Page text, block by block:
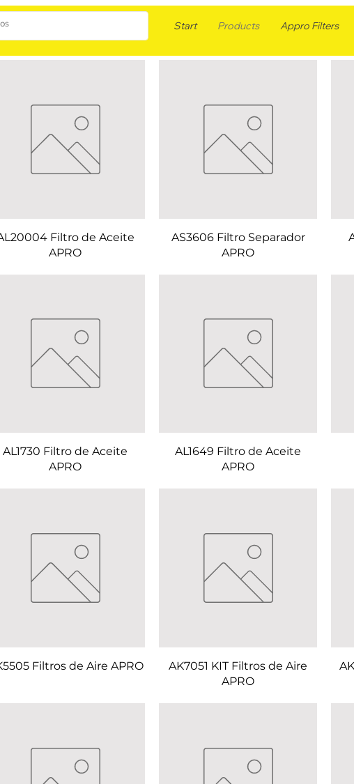
Start Products Appro Filters
Filtro de Aceite
APRO
AS3606 Filtro Separador
APRO
AL1730 Filtro de Aceite
APRO
AL1649 Filtro de Aceite
APRO
Filtros de Aire APRO
AK7051 KIT Filtros de Aire
APRO